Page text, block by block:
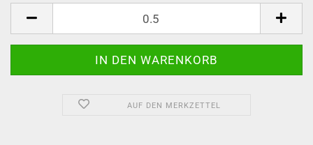
AUF DEN MERKZETTEL